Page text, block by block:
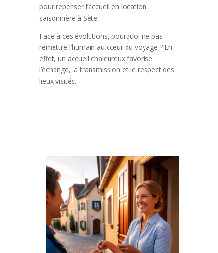
pour repenser l’accueil en location
saisonnière à Sète.
Face à ces évolutions, pourquoi ne pas
remettre l’humain au cœur du voyage ? En
effet, un accueil chaleureux favorise
l’échange, la transmission et le respect des
lieux visités.